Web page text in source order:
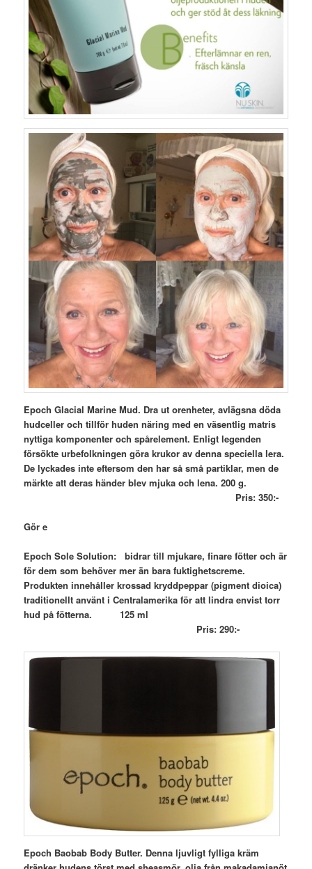
Epoch Glacial Marine Mud. Dra ut orenheter, avlägsna döda
hudceller och tillför huden näring med en väsentlig matris
nyttiga komponenter och spårelement. Enligt legenden
försökte urbefolkningen göra krukor av denna speciella lera.
De lyckades inte eftersom den har så små partiklar, men de
märkte att deras händer blev mjuka och lena. 200 g.
Pris: 350:-
Gör e
Epoch Sole Solution: bidrar till mjukare, finare fötter och är
för dem som behöver mer än bara fuktighetscreme.
Produkten innehåller krossad kryddpeppar (pigment dioica)
traditionellt använt i Centralamerika för att lindra envist torr
hud på fötterna. 125 ml
Pris: 290:-
Epoch Baobab Body Butter. Denna ljuvligt fylliga kräm